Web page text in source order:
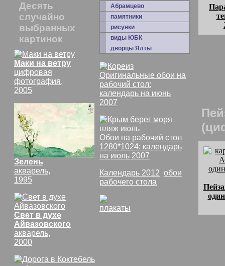
Десять
случайно
выбранных
картинок
Маки на ветру
цифровая
фотография,
2005
Зелень
акварель,
1995
Свет в духе
Айвазовского
акварель,
2000
Абрамцево
памятники
рисунки
виды ЮБК
дворцы Ялты
Оригинальные обои на
рабочий стол:
календарь на июнь
2007
Обои на рабочий стол
1280*1024: календарь
на июль 2007
Календарь 2012 обои
рабочего стола
плакаты